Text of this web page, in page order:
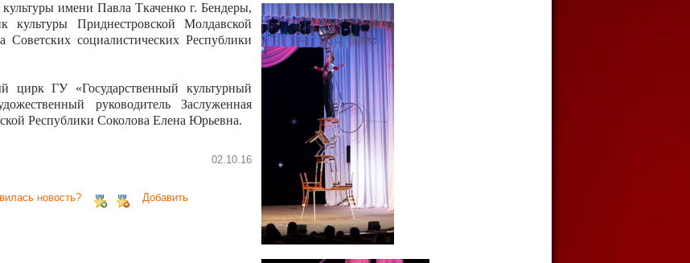
имени Павла Ткаченко г. Бендеры,
культуры Приднестровской Молдавской
социалистических Республики
цирк ГУ «Государственный культурный
руководитель Заслуженная
Республики Соколова Елена Юрьевна.
02.10.16
новость?
Добавить